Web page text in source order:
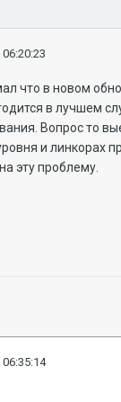
что в новом
в лучшем
Вопрос то
и
эту проблему.